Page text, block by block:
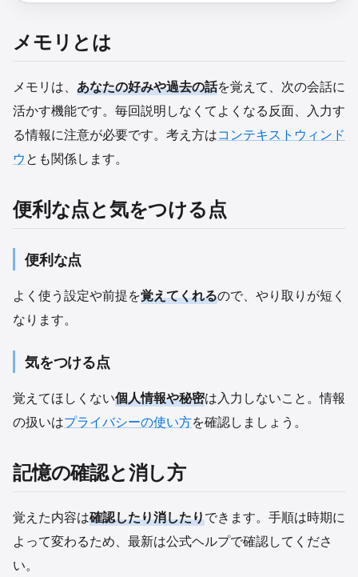
メモリとは
メモリは、 あなたの好みや過去の話を覚えて、次の会話に
活かす機能です。毎回説明しなくてよくなる反面、入力す
る情報に注意が必要です。考え方はコンテキストウィンド
ウとも関係します。
便利な点と気をつける点
便利な点
よく使う設定や前提を覚えてくれるので、やり取りが短く
なります。
気をつける点
覚えてほしくない個人情報や秘密は入力しないこと。情報
の扱いはプライバシーの使い方を確認しましょう。
記憶の確認と消し方
覚えた内容は確認したり消したりできます。手順は時期に
よって変わるため、最新は公式ヘルプで確認してくださ
い。